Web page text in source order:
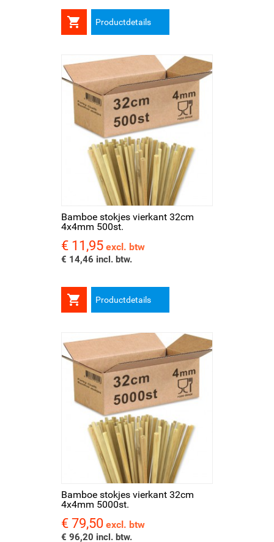
 Productdetails
Bamboe stokjes vierkant 32cm
4x4mm 500st.
Prijs
€ 11,95 excl. btw
€ 14,46 incl. btw.
 Productdetails
Bamboe stokjes vierkant 32cm
4x4mm 5000st.
Prijs
€ 79,50 excl. btw
€ 96,20 incl. btw.